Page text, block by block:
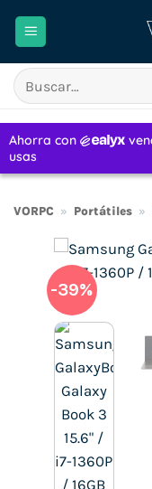
Buscar
por:
VORPC » Portátiles »
-39%